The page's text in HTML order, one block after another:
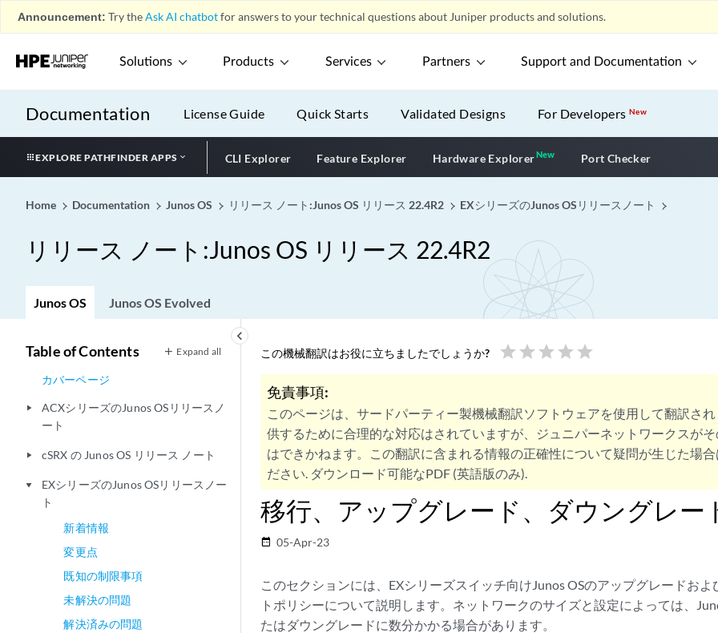
Announcement: Try theAsk AI chatbotfor answers to your technical questions about Juniper products and solutions.
Solutions Products Services Partners Support and Documentation
Documentation License Guide Quick Starts Validated Designs For DevelopersNew
EXPLORE PATHFINDER APPS CLI Explorer Feature Explorer Hardware ExplorerNewNew application
Port Checker
Home Documentation Junos OS リリース ノート:Junos OS リリース 22.4R2 EXシリーズのJunos OSリリースノート
リリース ノート:Junos OS リリース 22.4R2
Junos OS Junos OS Evolved
keyboard_arrow_left
Table of Contents Expand all
カバーページ
play_arrow
ACXシリーズのJunos OSリリースノ
ート
play_arrow cSRX の Junos OS リリース ノート
play_arrow
EXシリーズのJunos OSリリースノー
ト
新着情報
変更点
既知の制限事項
未解決の問題
解決済みの問題
この機械翻訳はお役に立ちましたでしょうか? star star star star star
免責事項:
このページは、サードパーティー製機械翻訳ソフトウェアを使用して翻訳さ
供するために合理的な対応はされていますが、ジュニパーネットワークスが
はできかねます。この翻訳に含まれる情報の正確性について疑問が生じた場合
ださい. ダウンロード可能なPDF (英語版のみ).
移行、アップグレード、ダウングレー
date_range 05-Apr-23
このセクションには、EXシリーズスイッチ向けJunos OSのアップグレードお
トポリシーについて説明します。ネットワークのサイズと設定によっては、
たはダウングレードに数分かかる場合があります。